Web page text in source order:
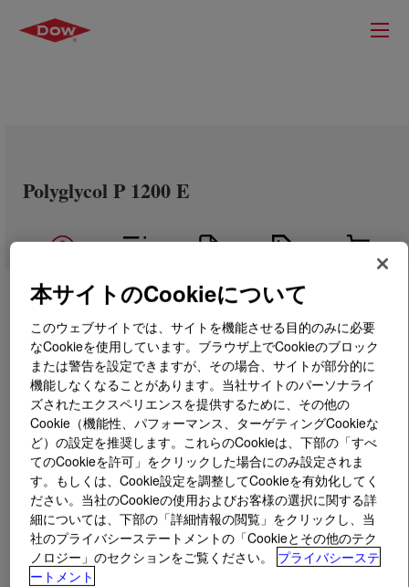
Polyglycol P 1200 E
とはPolyglycol P 1200 E?
A liquid polyalkylene glycol used as an antifoam agent in
a wide variety of industries, including latex formulations,
paper and pulp processing, emulsion paints, and food
production.
本サイトのCookieについて
このウェブサイトでは、サイトを機能させる目的のみに必要
なCookieを使用しています。ブラウザ上でCookieのブロック
または警告を設定できますが、その場合、サイトが部分的に
機能しなくなることがあります。当社サイトのパーソナライ
ズされたエクスペリエンスを提供するために、その他の
Cookie（機能性、パフォーマンス、ターゲティングCookieな
ど）の設定を推奨します。これらのCookieは、下部の「すべ
てのCookieを許可」をクリックした場合にのみ設定されま
す。もしくは、Cookie設定を調整してCookieを有効化してく
ださい。当社のCookieの使用およびお客様の選択に関する詳
細については、下部の「詳細情報の閲覧」をクリックし、当
社のプライバシーステートメントの「Cookieとその他のテク
ノロジー」のセクションをご覧ください。
プライバシーステ
ートメント